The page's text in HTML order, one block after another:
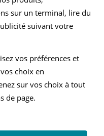
véhicule
véhicules
sur un terminal, lire du
suivant votre
vos préférences et
choix en
sur vos choix à tout
de page.